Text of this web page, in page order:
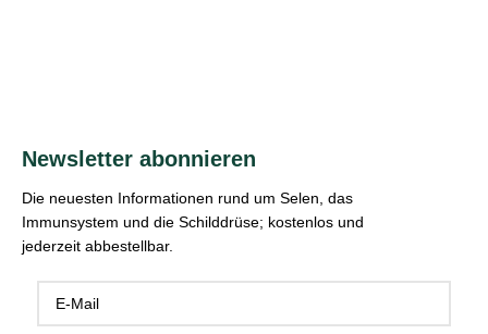
Newsletter abonnieren
Die neuesten Informationen rund um Selen, das
Immunsystem und die Schilddrüse; kostenlos und
jederzeit abbestellbar.